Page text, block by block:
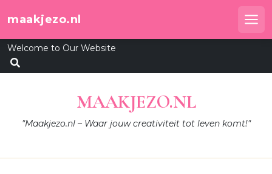
tomaakjezo.nl
Welcome to Our Website
MAAKJEZO.NL
"Maakjezo.nl – Waar jouw creativiteit tot leven komt!"